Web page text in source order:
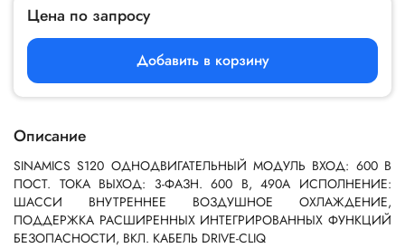
Цена по запросу
Добавить в корзину
Описание
SINAMICS S120 ОДНОДВИГАТЕЛЬНЫЙ МОДУЛЬ ВХОД: 600 В
ПОСТ. ТОКА ВЫХОД: 3-ФАЗН. 600 В, 490A ИСПОЛНЕНИЕ:
ШАССИ ВНУТРЕННЕЕ ВОЗДУШНОЕ ОХЛАЖДЕНИЕ,
ПОДДЕРЖКА РАСШИРЕННЫХ ИНТЕГРИРОВАННЫХ ФУНКЦИЙ
БЕЗОПАСНОСТИ, ВКЛ. КАБЕЛЬ DRIVE-CLIQ